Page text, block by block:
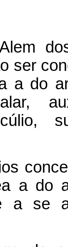
ser
a do
a do
a se